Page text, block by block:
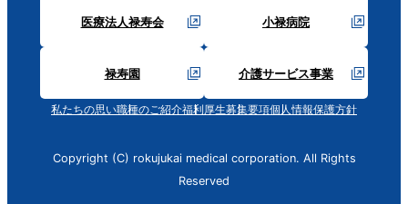
医療法人禄寿会 小禄病院
禄寿園 介護サービス事業
私たちの思い職種のご紹介福利厚生募集要項個人情報保護方針
Copyright (C) rokujukai medical corporation. All Rights
Reserved